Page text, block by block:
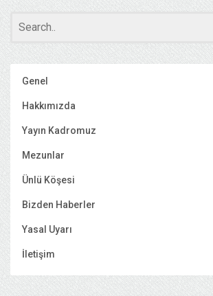
Genel
Hakkımızda
Yayın Kadromuz
Mezunlar
Ünlü Köşesi
Bizden Haberler
Yasal Uyarı
İletişim